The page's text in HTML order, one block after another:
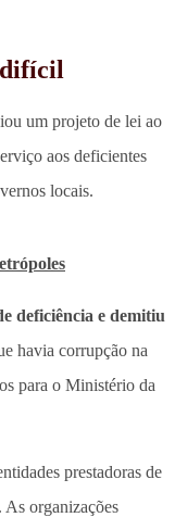
um projeto de lei ao
aos deficientes
locais.
deficiência e demitiu
havia corrupção na
para o Ministério da
prestadoras de
. As organizações